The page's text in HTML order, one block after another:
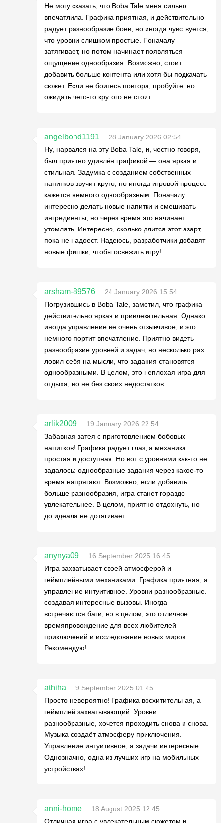
Не могу сказать, что Boba Tale меня сильно
впечатлила. Графика приятная, и действительно
радует разнообразие боев, но иногда чувствуется,
что уровни слишком простые. Поначалу
затягивает, но потом начинает появляться
ощущение однообразия. Возможно, стоит
добавить больше контента или хотя бы подкачать
сюжет. Если не боитесь повтора, пробуйте, но
ожидать чего-то крутого не стоит.
angelbond1191
28 January 2026 02:54
Ну, нарвался на эту Boba Tale, и, честно говоря,
был приятно удивлён графикой — она яркая и
стильная. Задумка с созданием собственных
напитков звучит круто, но иногда игровой процесс
кажется немного однообразным. Поначалу
интересно делать новые напитки и смешивать
ингредиенты, но через время это начинает
утомлять. Интересно, сколько длится этот азарт,
пока не надоест. Надеюсь, разработчики добавят
новые фишки, чтобы освежить игру!
arsham-89576
24 January 2026 15:54
Погрузившись в Boba Tale, заметил, что графика
действительно яркая и привлекательная. Однако
иногда управление не очень отзывчивое, и это
немного портит впечатление. Приятно видеть
разнообразие уровней и задач, но несколько раз
ловил себя на мысли, что задания становятся
однообразными. В целом, это неплохая игра для
отдыха, но не без своих недостатков.
arlik2009
19 January 2026 22:54
Забавная затея с приготовлением бобовых
напитков! Графика радует глаз, а механика
простая и доступная. Но вот с уровнями как-то не
задалось: однообразные задания через какое-то
время напрягают. Возможно, если добавить
больше разнообразия, игра станет гораздо
увлекательнее. В целом, приятно отдохнуть, но
до идеала не дотягивает.
anynya09
16 September 2025 16:45
Игра захватывает своей атмосферой и
геймплейными механиками. Графика приятная, а
управление интуитивное. Уровни разнообразные,
создавая интересные вызовы. Иногда
встречаются баги, но в целом, это отличное
времяпровождение для всех любителей
приключений и исследование новых миров.
Рекомендую!
athiha
9 September 2025 01:45
Просто невероятно! Графика восхитительная, а
геймплей захватывающий. Уровни
разнообразные, хочется проходить снова и снова.
Музыка создаёт атмосферу приключения.
Управление интуитивное, а задачи интересные.
Однозначно, одна из лучших игр на мобильных
устройствах!
anni-home
18 August 2025 12:45
Отличная игра с увлекательным сюжетом и